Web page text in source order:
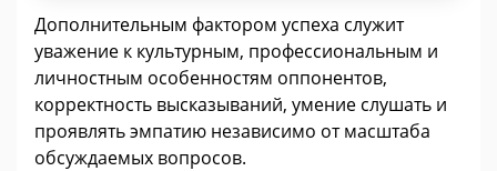
Дополнительным фактором успеха служит
уважение к культурным, профессиональным и
личностным особенностям оппонентов,
корректность высказываний, умение слушать и
проявлять эмпатию независимо от масштаба
обсуждаемых вопросов.